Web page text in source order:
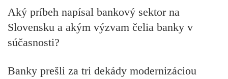
Aký príbeh napísal bankový sektor na
Slovensku a akým výzvam čelia banky v
súčasnosti?
Banky prešli za tri dekády modernizáciou